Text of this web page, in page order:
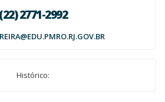
(22) 2771-2992
Histórico: